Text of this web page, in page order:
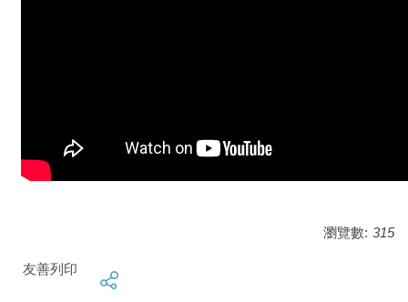
瀏覽數: 315
友善列印